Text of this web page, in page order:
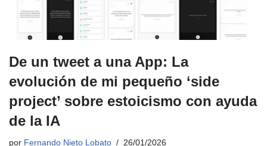
De un tweet a una App: La
evolución de mi pequeño ‘side
project’ sobre estoicismo con ayuda
de la IA
por Fernando Nieto Lobato 26/01/2026